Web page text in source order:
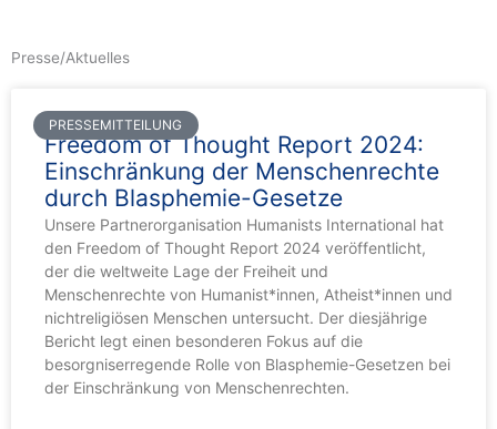
Presse/Aktuelles
PRESSEMITTEILUNG
Freedom of Thought Report 2024:
Einschränkung der Menschenrechte
durch Blasphemie-Gesetze
Unsere Partnerorganisation Humanists International hat
den Freedom of Thought Report 2024 veröffentlicht,
der die weltweite Lage der Freiheit und
Menschenrechte von Humanist*innen, Atheist*innen und
nichtreligiösen Menschen untersucht. Der diesjährige
Bericht legt einen besonderen Fokus auf die
besorgniserregende Rolle von Blasphemie-Gesetzen bei
der Einschränkung von Menschenrechten.